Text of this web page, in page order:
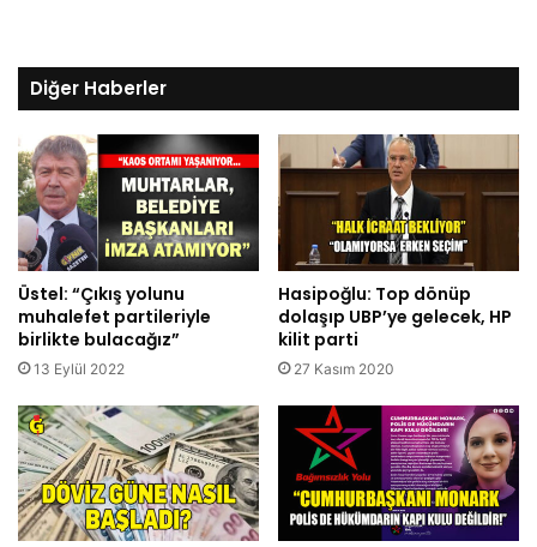
Diğer Haberler
Üstel: “Çıkış yolunu
muhalefet partileriyle
birlikte bulacağız”
13 Eylül 2022
Hasipoğlu: Top dönüp
dolaşıp UBP’ye gelecek, HP
kilit parti
27 Kasım 2020